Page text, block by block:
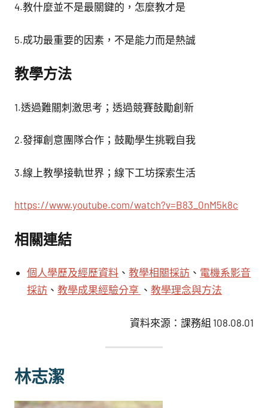
4.教什麼並不是最關鍵的，怎麼教才是
5.成功最重要的因素，不是能力而是熱誠
教學方法
1.透過難關刺激思考；透過競賽鼓勵創新
2.發揮創意團隊合作；鼓勵學生挑戰自我
3.線上教學接軌世界；線下工坊探索生活
https://www.youtube.com/watch?v=B83_0nM5k8c
相關連結
個人學歷及經歷資料 、教學相關採訪 、 電機系影音
採訪 、教學成果經驗分享 、教學理念與方法
資料來源：課務組 108.08.01
林志潔